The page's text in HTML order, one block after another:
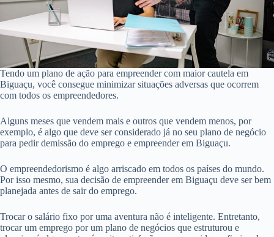
Tendo um plano de ação para empreender com maior cautela em
Biguaçu, você consegue minimizar situações adversas que ocorrem
com todos os empreendedores.
Alguns meses que vendem mais e outros que vendem menos, por
exemplo, é algo que deve ser considerado já no seu plano de negócio
para pedir demissão do emprego e empreender em Biguaçu.
O empreendedorismo é algo arriscado em todos os países do mundo.
Por isso mesmo, sua decisão de empreender em Biguaçu deve ser bem
planejada antes de sair do emprego.
Trocar o salário fixo por uma aventura não é inteligente. Entretanto,
trocar um emprego por um plano de negócios que estruturou e